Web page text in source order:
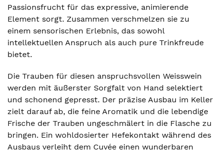
Passionsfrucht für das expressive, animierende
Element sorgt. Zusammen verschmelzen sie zu
einem sensorischen Erlebnis, das sowohl
intellektuellen Anspruch als auch pure Trinkfreude
bietet.
Die Trauben für diesen anspruchsvollen Weisswein
werden mit äußerster Sorgfalt von Hand selektiert
und schonend gepresst. Der präzise Ausbau im Keller
zielt darauf ab, die feine Aromatik und die lebendige
Frische der Trauben ungeschmälert in die Flasche zu
bringen. Ein wohldosierter Hefekontakt während des
Ausbaus verleiht dem Cuvée einen wunderbaren